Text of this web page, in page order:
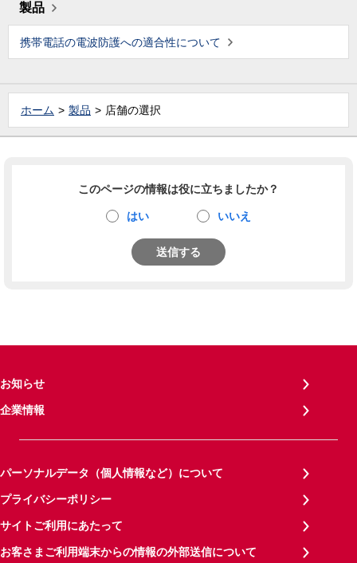
製品
携帯電話の電波防護への適合性について
ホーム 製品 店舗の選択
このページの情報は役に立ちましたか？
はい いいえ
送信する
お知らせ
企業情報
パーソナルデータ（個人情報など）について
プライバシーポリシー
サイトご利用にあたって
お客さまご利用端末からの情報の外部送信について